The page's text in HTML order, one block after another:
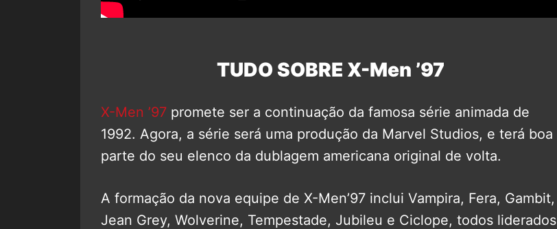
TUDO SOBRE X-Men ’97
X-Men ’97 promete ser a continuação da famosa série animada de
1992. Agora, a série será uma produção da Marvel Studios, e terá boa
parte do seu elenco da dublagem americana original de volta.
A formação da nova equipe de X-Men’97 inclui Vampira, Fera, Gambit,
Jean Grey, Wolverine, Tempestade, Jubileu e Ciclope, todos liderados